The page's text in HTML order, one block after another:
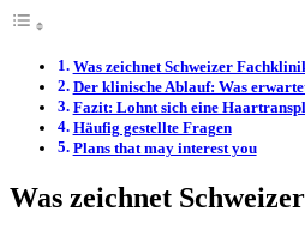
Was zeichnet Schweizer
Der klinische Ablauf: Was
Fazit: Lohnt sich eine
Häufig gestellte Fragen
Plans that may interest you
Was zeichnet